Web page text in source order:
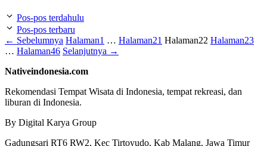
Pos-pos terdahulu
Pos-pos terbaru
← Sebelumnya Halaman1 … Halaman21 Halaman22 Halaman23
… Halaman46 Selanjutnya →
Nativeindonesia.com
Rekomendasi Tempat Wisata di Indonesia, tempat rekreasi, dan
liburan di Indonesia.
By Digital Karya Group
Gadungsari RT6 RW2, Kec Tirtoyudo, Kab Malang, Jawa Timur